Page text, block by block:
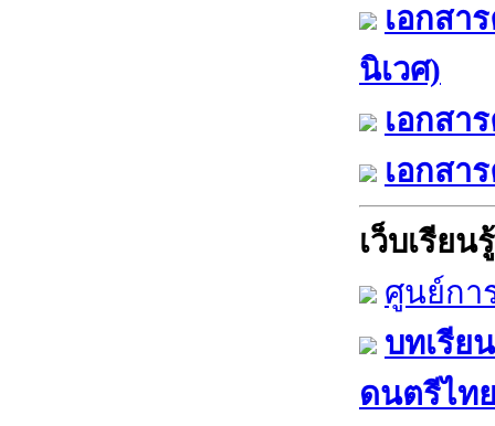
เอกสา
นิเวศ)
เอกสา
เอกสา
เว็บเรียนรู้
ศูนย์กา
บทเรีย
ดนตรีไท